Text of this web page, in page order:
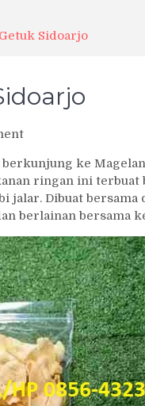
Sidoarjo
Keripik
Getuk
Sidoarjo
ke
ringan ini terbuat
jalar. Dibuat
berlainan bersama